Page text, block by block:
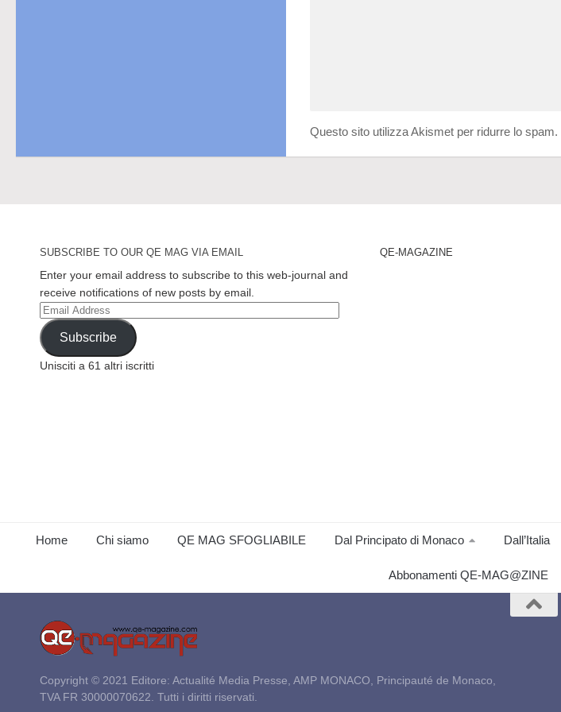
Questo sito utilizza Akismet per ridurre lo spam.
SUBSCRIBE TO OUR QE MAG VIA EMAIL
Enter your email address to subscribe to this web-journal and
receive notifications of new posts by email.
Email
Address
Subscribe
Unisciti a 61 altri iscritti
QE-MAGAZINE
Home Chi siamo QE MAG SFOGLIABILE Dal Principato di Monaco Dall’Italia
Abbonamenti QE-MAG@ZINE
Copyright © 2021 Editore: Actualité Media Presse, AMP MONACO, Principauté de Monaco,
TVA FR 30000070622. Tutti i diritti riservati.